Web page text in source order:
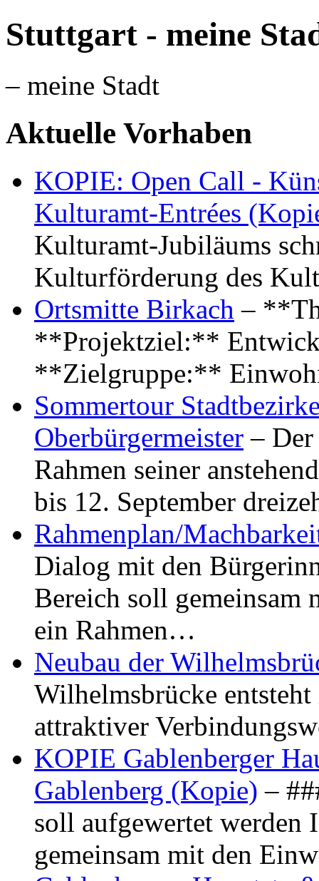
Stuttgart - meine
– meine Stadt
Aktuelle Vorhaben
KOPIE: Open Call -
Kulturamt-Entrées
Kulturamt-Jubiläums
Kulturförderung des
Ortsmitte Birkach –
**Projektziel:**
**Zielgruppe:**
Sommertour
Oberbürgermeister –
Rahmen seiner
bis 12. September
Rahmenplan/
Dialog mit den
Bereich soll gemeinsam
ein Rahmen…
Neubau der
Wilhelmsbrücke
attraktiver
KOPIE Gablenberger
Gablenberg (Kopie) –
soll aufgewertet werden
gemeinsam mit den